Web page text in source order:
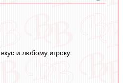
и любому игроку.